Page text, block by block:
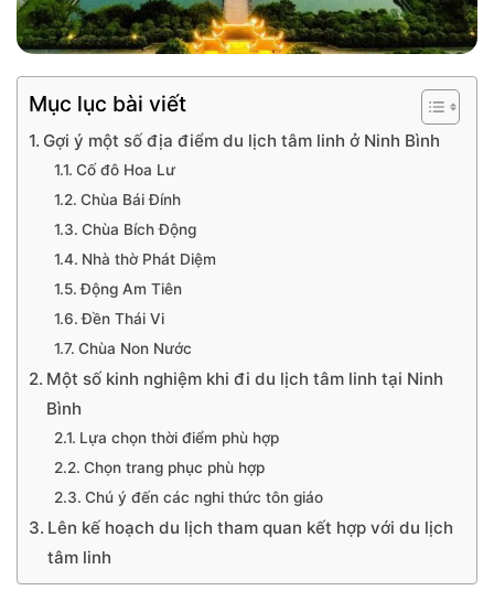
Mục lục bài viết
Gợi ý một số địa điểm du lịch tâm linh ở Ninh Bình
Cố đô Hoa Lư
Chùa Bái Đính
Chùa Bích Động
Nhà thờ Phát Diệm
Động Am Tiên
Đền Thái Vi
Chùa Non Nước
Một số kinh nghiệm khi đi du lịch tâm linh tại Ninh
Bình
Lựa chọn thời điểm phù hợp
Chọn trang phục phù hợp
Chú ý đến các nghi thức tôn giáo
Lên kế hoạch du lịch tham quan kết hợp với du lịch
tâm linh